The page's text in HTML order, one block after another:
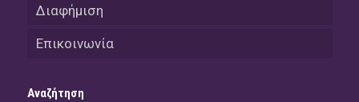
Διαφήμιση
Επικοινωνία
Αναζήτηση